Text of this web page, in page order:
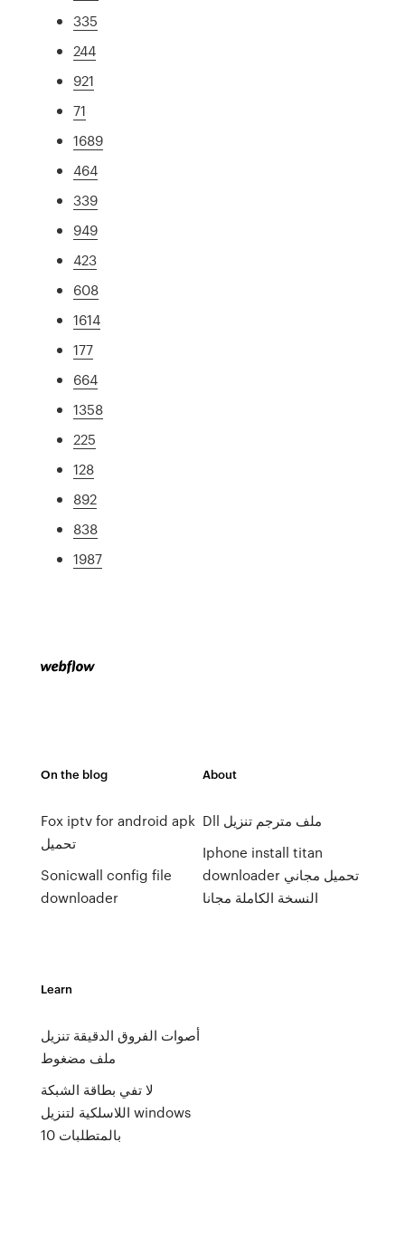
335
244
921
71
1689
464
339
949
423
608
1614
177
664
1358
225
128
892
838
1987
On the blog
Fox iptv for android apk
تحميل
Sonicwall config file
downloader
About
Dll ملف مترجم تنزيل
Iphone install titan
downloader تحميل مجاني
النسخة الكاملة مجانا
Learn
أصوات الفروق الدقيقة تنزيل
ملف مضغوط
لا تفي بطاقة الشبكة
اللاسلكية لتنزيل windows
10 بالمتطلبات